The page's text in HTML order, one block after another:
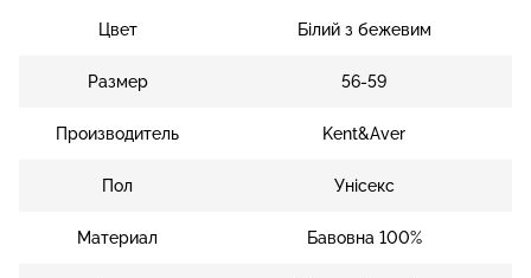
Цвет Білий з бежевим
Размер 56-59
Производитель Kent&Aver
Пол Унісекс
Материал Бавовна 100%